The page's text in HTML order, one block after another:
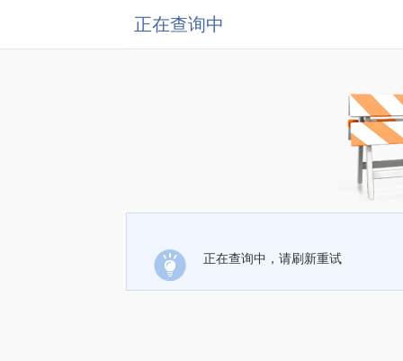
正在查询中
正在查询中，请刷新重试